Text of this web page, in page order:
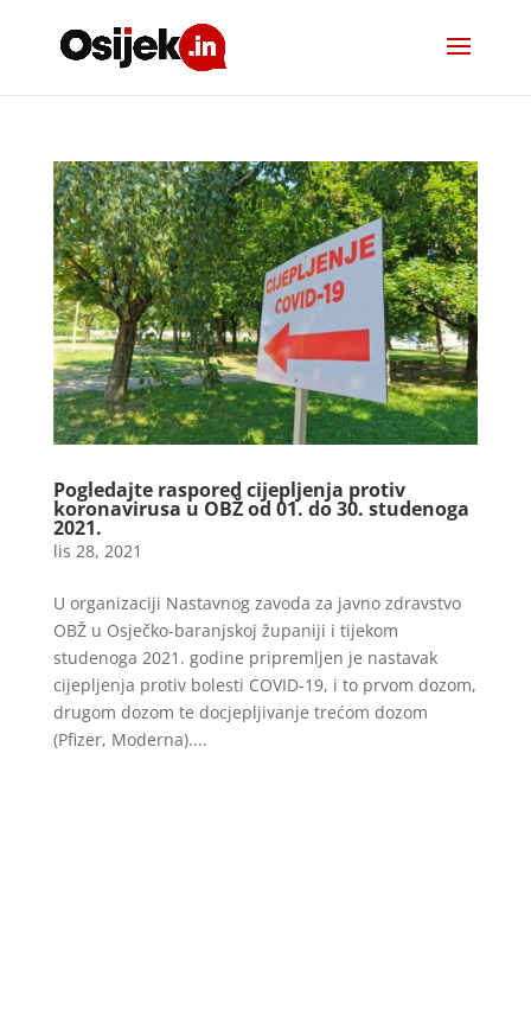
Pogledajte raspored cijepljenja protiv
koronavirusa u OBŽ od 01. do 30. studenoga
2021.
lis 28, 2021
U organizaciji Nastavnog zavoda za javno zdravstvo
OBŽ u Osječko-baranjskoj županiji i tijekom
studenoga 2021. godine pripremljen je nastavak
cijepljenja protiv bolesti COVID-19, i to prvom dozom,
drugom dozom te docjepljivanje trećom dozom
(Pfizer, Moderna)....